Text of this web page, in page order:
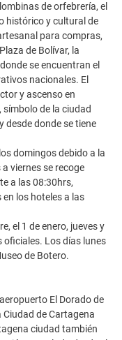
de orfebrería, el
histórico y cultural de
para compras,
de Bolívar, la
se encuentran el
nacionales. El
y ascenso en
de la ciudad
desde donde se tiene
domingos debido a la
viernes se recoge
a las 08:30hrs,
los hoteles a las
el 1 de enero, jueves y
oficiales. Los días lunes
de Botero.
El Dorado de
de Cartagena
ciudad también